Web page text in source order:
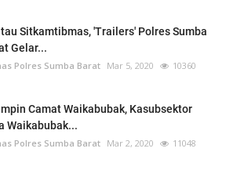
Sitkamtibmas, 'Trailers' Polres Sumba
Gelar...
Polres Sumba Barat Mar 5, 2020 10360
Camat Waikabubak, Kasubsektor
Waikabubak...
Polres Sumba Barat Mar 2, 2020 11048